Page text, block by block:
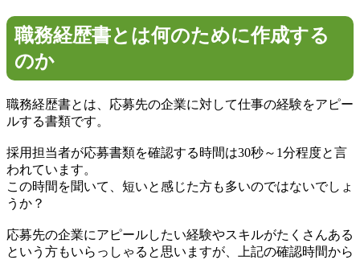
職務経歴書とは何のために作成する
のか
職務経歴書とは、応募先の企業に対して仕事の経験をアピー
ルする書類です。
採用担当者が応募書類を確認する時間は30秒～1分程度と言
われています。
この時間を聞いて、短いと感じた方も多いのではないでしょ
うか？
応募先の企業にアピールしたい経験やスキルがたくさんある
という方もいらっしゃると思いますが、上記の確認時間から